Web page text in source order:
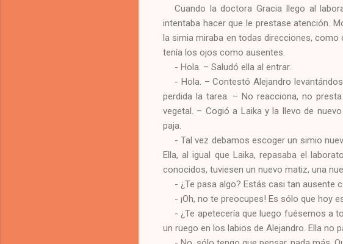
Cuando la doctora Gracia llego al
intentaba hacer que le prestase atención.
la simia miraba en todas direcciones,
tenía los ojos como ausentes.
- Hola. – Saludó ella al entrar.
- Hola. – Contestó Alejandro
perdida la tarea. – No reacciona, no
vegetal. – Cogió a Laika y la llevo de
paja.
- Tal vez debamos escoger un simio
Ella, al igual que Laika, repasaba el
conocidos, tuviesen un nuevo matiz, una
- ¿Te pasa algo? Estás casi tan ausente
- ¡Oh, no te preocupes! Es sólo que hoy
- ¿Te apetecería que luego fuésemos a
un ruego en los labios de Alejandro. Ella no